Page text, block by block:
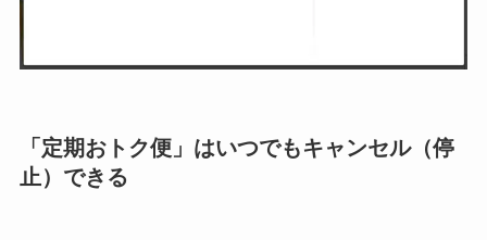
「定期おトク便」はいつでもキャンセル（停
止）できる